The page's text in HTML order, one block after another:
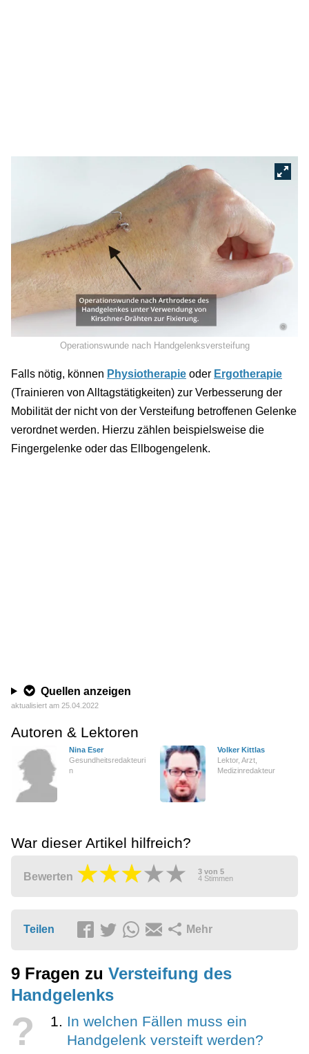
©
Operationswunde nach Handgelenksversteifung
Falls nötig, können Physiotherapie oder Ergotherapie
(Trainieren von Alltagstätigkeiten) zur Verbesserung der
Mobilität der nicht von der Versteifung betroffenen Gelenke
verordnet werden. Hierzu zählen beispielsweise die
Fingergelenke oder das Ellbogengelenk.
Quellen anzeigen
aktualisiert am 25.04.2022
Autoren & Lektoren
Nina Eser
Gesundheitsredakteuri
n
Volker Kittlas
Lektor, Arzt,
Medizinredakteur
War dieser Artikel hilfreich?
Bewerten 3 von 5
4 Stimmen
Teilen Mehr
9 Fragen zu Versteifung des
Handgelenks
?
In welchen Fällen muss ein
Handgelenk versteift werden?